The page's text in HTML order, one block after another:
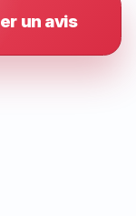
un avis